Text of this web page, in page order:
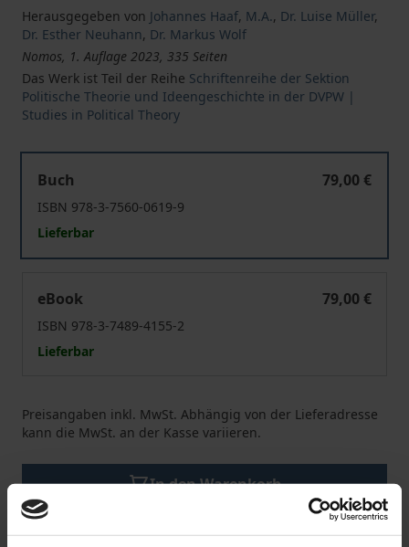
Herausgegeben von Johannes Haaf, M.A., Dr. Luise Müller,
Dr. Esther Neuhann, Dr. Markus Wolf
Nomos, 1. Auflage 2023, 335 Seiten
Das Werk ist Teil der Reihe Schriftenreihe der Sektion
Politische Theorie und Ideengeschichte in der DVPW |
Studies in Political Theory
Buch
79,00 €
ISBN 978-3-7560-0619-9
Lieferbar
eBook
79,00 €
ISBN 978-3-7489-4155-2
Lieferbar
Preisangaben inkl. MwSt. Abhängig von der Lieferadresse
kann die MwSt. an der Kasse variieren.
In den Warenkorb
Zur Wunschliste hinzufügen
Hinweise zu Versandkosten